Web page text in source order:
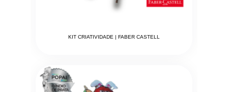
KIT CRIATIVIDADE | FABER CASTELL